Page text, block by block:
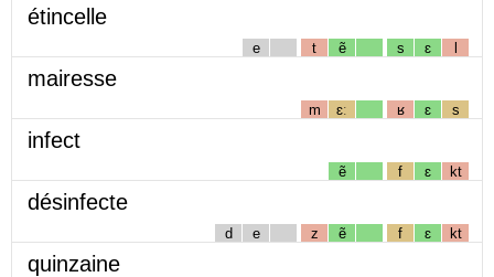
étincelle
e t ẽ s ɛ l
mairesse
m ɛː ʁ ɛ s
infect
ẽ f ɛ kt
désinfecte
d e z ẽ f ɛ kt
quinzaine